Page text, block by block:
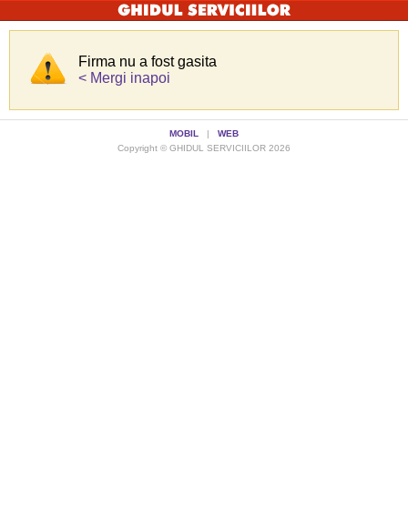
Firma nu a fost gasita
< Mergi inapoi
MOBIL | WEB
Copyright © GHIDUL SERVICIILOR 2026